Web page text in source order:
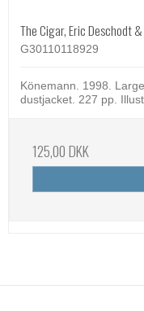
The Cigar, Eric Deschodt
G30110118929
Könemann. 1998.
dustjacket. 227 pp.
125,00 DKK